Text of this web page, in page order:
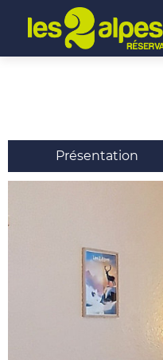
Présentation